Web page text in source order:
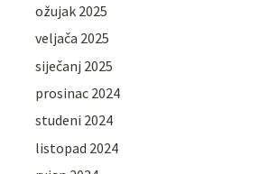
ožujak 2025
veljača 2025
siječanj 2025
prosinac 2024
studeni 2024
listopad 2024